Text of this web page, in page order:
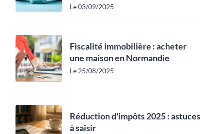
Le 03/09/2025
Fiscalité immobilière : acheter
une maison en Normandie
Le 25/08/2025
Réduction d'impôts 2025 : astuces
à saisir